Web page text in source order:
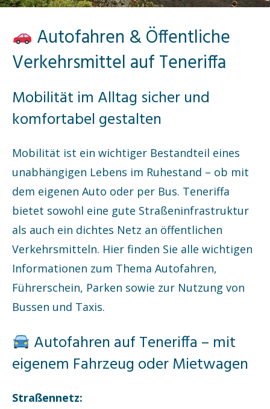
Autofahren & Öffentliche
Verkehrsmittel auf Teneriffa
Mobilität im Alltag sicher und
komfortabel gestalten
Mobilität ist ein wichtiger Bestandteil eines
unabhängigen Lebens im Ruhestand – ob mit
dem eigenen Auto oder per Bus. Teneriffa
bietet sowohl eine gute Straßeninfrastruktur
als auch ein dichtes Netz an öffentlichen
Verkehrsmitteln. Hier finden Sie alle wichtigen
Informationen zum Thema Autofahren,
Führerschein, Parken sowie zur Nutzung von
Bussen und Taxis.
Autofahren auf Teneriffa – mit
eigenem Fahrzeug oder Mietwagen
Straßennetz: